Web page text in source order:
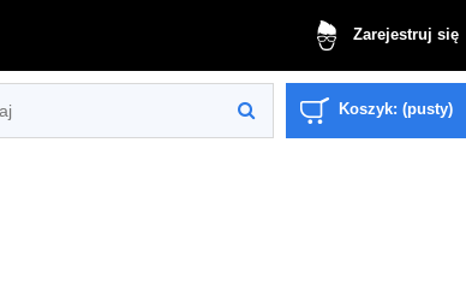
Zarejestruj się
Koszyk: (pusty)